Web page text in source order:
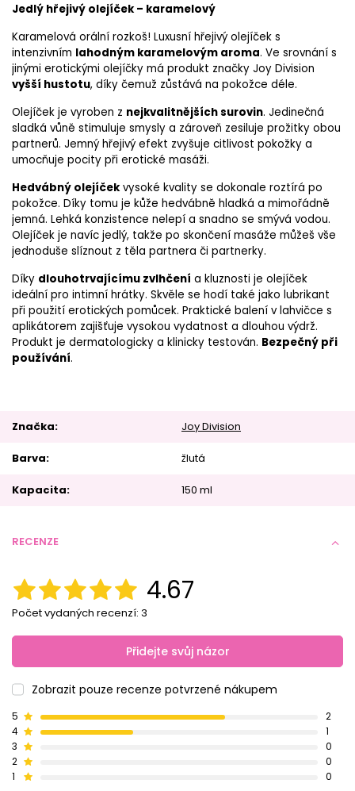
Jedlý hřejivý olejíček – karamelový
Karamelová orální rozkoš! Luxusní hřejivý olejíček s
intenzivním lahodným karamelovým aroma. Ve srovnání s
jinými erotickými olejíčky má produkt značky Joy Division
vyšší hustotu, díky čemuž zůstává na pokožce déle.
Olejíček je vyroben z nejkvalitnějších surovin. Jedinečná
sladká vůně stimuluje smysly a zároveň zesiluje prožitky obou
partnerů. Jemný hřejivý efekt zvyšuje citlivost pokožky a
umocňuje pocity při erotické masáži.
Hedvábný olejíčekvysoké kvality se dokonale roztírá po
pokožce. Díky tomu je kůže hedvábně hladká a mimořádně
jemná. Lehká konzistence nelepí a snadno se smývá vodou.
Olejíček je navíc jedlý, takže po skončení masáže můžeš vše
jednoduše slíznout z těla partnera či partnerky.
Díky dlouhotrvajícímu zvlhčení a kluznosti je olejíček
ideální pro intimní hrátky. Skvěle se hodí také jako lubrikant
při použití erotických pomůcek. Praktické balení v lahvičce s
aplikátorem zajišťuje vysokou vydatnost a dlouhou výdrž.
Produkt je dermatologicky a klinicky testován. Bezpečný při
používání.
Značka Joy Division
Barva žlutá
Kapacita 150 ml
RECENZE
4.67
Počet vydaných recenzí: 3
Přidejte svůj názor
Zobrazit pouze recenze potvrzené nákupem
5
2
4
1
3
0
2
0
1
0